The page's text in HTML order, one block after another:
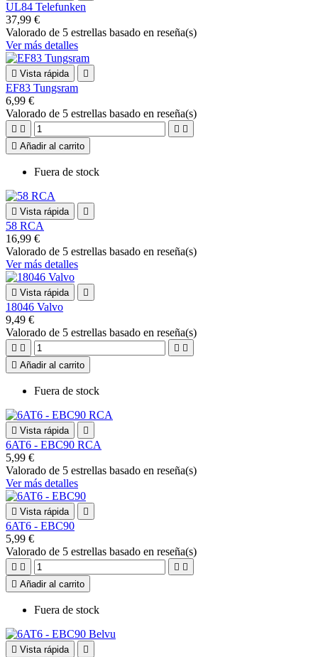
UL84 Telefunken
37,99 €
Valorado de 5 estrellas basado en reseña(s)
Ver más detalles
 Vista rápida 
EF83 Tungsram
6,99 €
Valorado de 5 estrellas basado en reseña(s)
   
 Añadir al carrito
Fuera de stock
 Vista rápida 
58 RCA
16,99 €
Valorado de 5 estrellas basado en reseña(s)
Ver más detalles
 Vista rápida 
18046 Valvo
9,49 €
Valorado de 5 estrellas basado en reseña(s)
   
 Añadir al carrito
Fuera de stock
 Vista rápida 
6AT6 - EBC90 RCA
5,99 €
Valorado de 5 estrellas basado en reseña(s)
Ver más detalles
 Vista rápida 
6AT6 - EBC90
5,99 €
Valorado de 5 estrellas basado en reseña(s)
   
 Añadir al carrito
Fuera de stock
 Vista rápida 